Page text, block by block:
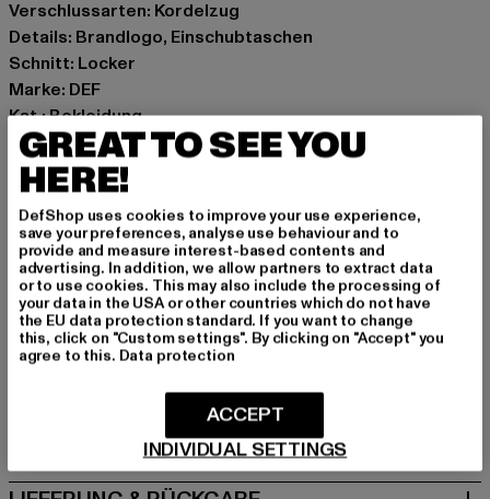
Verschlussarten: Kordelzug
Details: Brandlogo, Einschubtaschen
Schnitt: Locker
Marke: DEF
Kat.: Bekleidung
Farbe: beige
Hersteller Farbe: oatmeal
Materialzusammensetzung: 100% Polyester
Art.Nr: DFSH049-06446
Hersteller: TB International GmbH |info@tbint.de
Dr.-Robert-Murjahn-Straße 7 | 64372 Ober-Ramstadt |
DE
GRÖSSE & PASSFORM
PFLEGEHINWEISE
GREAT TO SEE YOU
HERE!
DefShop uses cookies to improve your use experience,
save your preferences, analyse use behaviour and to
provide and measure interest-based contents and
advertising. In addition, we allow partners to extract data
or to use cookies. This may also include the processing of
your data in the USA or other countries which do not have
the EU data protection standard. If you want to change
this, click on "Custom settings". By clicking on "Accept" you
agree to this. Data protection
INDIVIDUAL SETTINGS
ACCEPT